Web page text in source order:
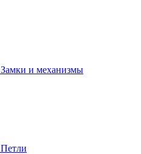
Замки и механизмы
Петли